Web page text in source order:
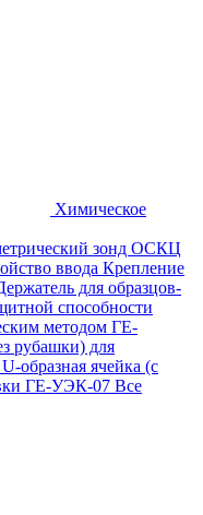
Химическое
зонд ОСКЦ
ввода Крепление
для образцов-
способности
методом ГЕ-
рубашки) для
U-образная ячейка (с
ГЕ-УЭК-07 Все